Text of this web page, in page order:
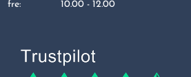
fre: 10.00 - 12.00